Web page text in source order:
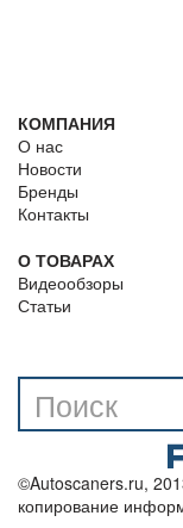
КОМПАНИЯ
О нас
Новости
Бренды
Контакты
О ТОВАРАХ
Видеообзоры
Статьи
©Autoscaners.ru,
копирование